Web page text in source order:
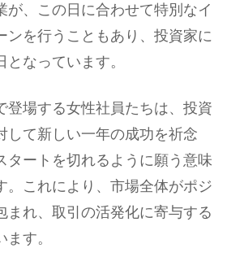
が、この日に合わせて特別なイ
ンを行うこともあり、投資家に
なっています。
登場する女性社員たちは、投資
して新しい一年の成功を祈念
タートを切れるように願う意味
。これにより、市場全体がポジ
まれ、取引の活発化に寄与する
す。